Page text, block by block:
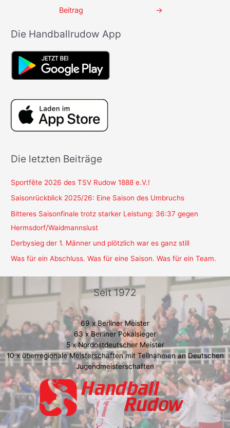
Beitrag
→
Die Handballrudow App
Die letzten Beiträge
Sportfête 2026 des TSV Rudow 1888 e.V.!
Saisonrückblick 2025/26: Eine Saison des Umbruchs
Bitteres Saisonfinale trotz starker Leistung: 36:37 gegen
Hermsdorf/Waidmannslust
Derbysieg der 1. Männer und plötzlich war es ganz still
Was für ein Abschluss. Was für eine Saison. Was für ein Team.
Seit 1972
69 x Berliner Meister
63 x Berliner Pokalsieger
5 x Nordostdeutscher Meister
10 x überregionale Meisterschaften mit Teilnahmen an Deutschen
Jugendmeisterschaften